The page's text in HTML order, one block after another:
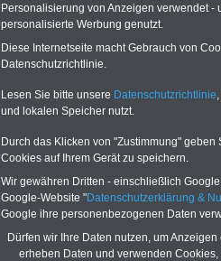
Die Region
von
die Elbe fließt.
herben
Das
Störche, die
den Namen
Personalisierung von Anzeigen verwendet
personalisierte Werbung genutzt.
Diese Internetseite macht Gebrauch von
Datenschutzrichtlinie.
Lesen Sie bitte unsere Datenschutzrichtlinie
und lokalen Speicher nutzt.
Durch das Klicken von "Zustimmung"
Cookies auf Ihrem Gerät zu speichern.
Wir gewähren Dritten - einschließlich
Google-Website "Datenschutzerklärung &
Google ihre personenbezogenen Daten
Dürfen wir Ihre Daten nutzen, um
erheben Daten und verwenden